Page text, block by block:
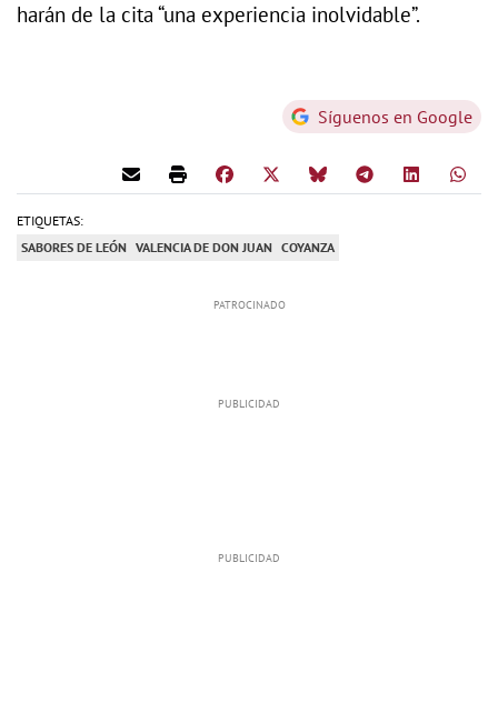
harán de la cita “una experiencia inolvidable”.
Síguenos en Google
ETIQUETAS:
SABORES DE LEÓN VALENCIA DE DON JUAN COYANZA